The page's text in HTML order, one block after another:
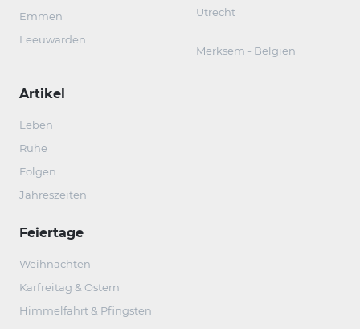
Emmen
Leeuwarden
Utrecht
Merksem - Belgien
Artikel
Leben
Ruhe
Folgen
Jahreszeiten
Feiertage
Weihnachten
Karfreitag & Ostern
Himmelfahrt & Pfingsten